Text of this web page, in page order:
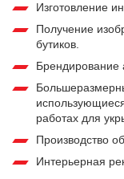
Изготовление
Получение
бутиков.
Брендирование
работах для
Производство
Интерьерная